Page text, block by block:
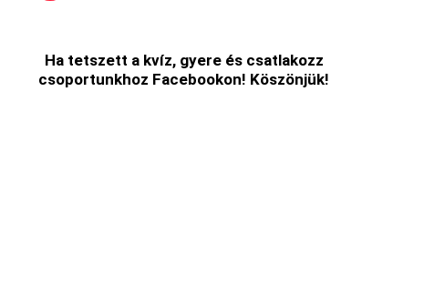
Ha tetszett a kvíz, gyere és csatlakozz
csoportunkhoz Facebookon! Köszönjük!